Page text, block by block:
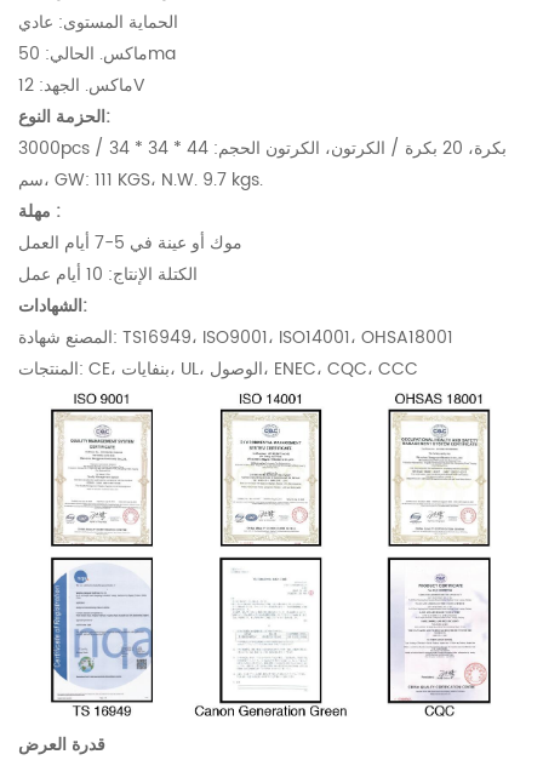
الحماية المستوى: عادي
ماكس. الحالي: 50ma
ماكس. الجهد: 12V
الحزمة النوع:
3000pcs / بكرة، 20 بكرة / الكرتون، الكرتون الحجم: 44 * 34 * 34
سم، GW: 111 KGS، N.W. 9.7 kgs.
مهلة :
موك أو عينة في 5-7 أيام العمل
الكتلة الإنتاج: 10 أيام عمل
الشهادات:
المصنع شهادة: TS16949، ISO9001، ISO14001، OHSA18001
المنتجات: CE، بنفايات، UL، الوصول، ENEC، CQC، CCC
قدرة العرض